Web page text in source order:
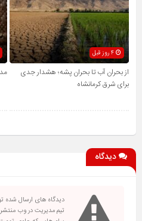
4 روز قبل
از بحران آب تا بحران پشه؛ هشدار جدی
برای شرق کرمانشاه
دیدگاه
دیدگاه های ارسال شده
تیم مدیریت در وب